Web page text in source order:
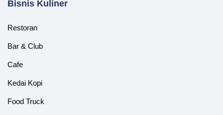
‎Bisnis Kuliner
Restoran
Bar & Club
Cafe
Kedai Kopi
Food Truck